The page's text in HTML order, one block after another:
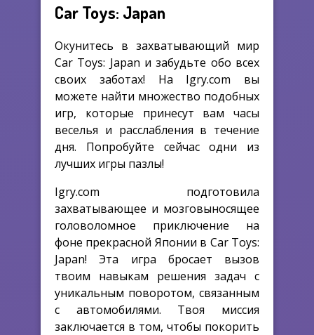
Car Toys: Japan
Окунитесь в захватывающий мир
Car Toys: Japan и забудьте обо всех
своих заботах! На Igry.com вы
можете найти множество подобных
игр, которые принесут вам часы
веселья и расслабления в течение
дня. Попробуйте сейчас одни из
лучших игры пазлы!
Igry.com подготовила
захватывающее и мозговыносящее
головоломное приключение на
фоне прекрасной Японии в Car Toys:
Japan! Эта игра бросает вызов
твоим навыкам решения задач с
уникальным поворотом, связанным
с автомобилями. Твоя миссия
заключается в том, чтобы покорить